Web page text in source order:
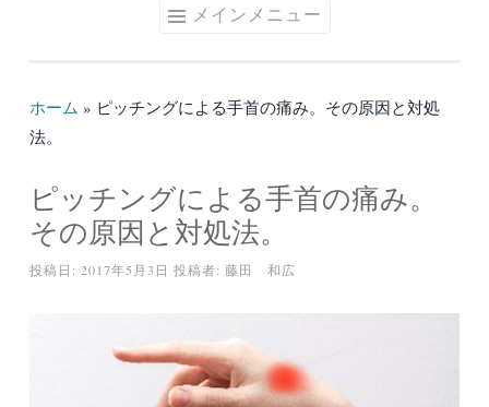
メインメニュー
ホーム » ピッチングによる手首の痛み。その原因と対処
法。
ピッチングによる手首の痛み。
その原因と対処法。
投稿日: 2017年5月3日 投稿者: 藤田 和広